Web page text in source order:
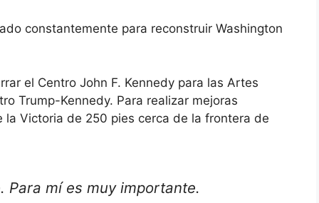
constantemente para reconstruir Washington
el Centro John F. Kennedy para las Artes
Trump-Kennedy. Para realizar mejoras
Victoria de 250 pies cerca de la frontera de
Para mí es muy importante.